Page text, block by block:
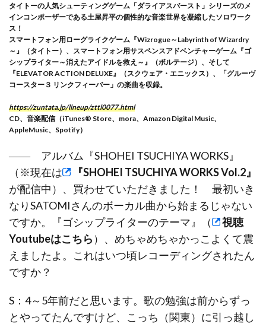
タイトーの人気シューティングゲーム「ダライアスバースト」シリーズのメ
インコンポーザーである土屋昇平の個性的な音楽世界を凝縮したソロワーク
ス！
スマートフォン用ローグライクゲーム『Wizrogue～Labyrinth of Wizardry
～』（タイトー）、スマートフォン用サスペンスアドベンチャーゲーム『ゴ
シップライター～消えたアイドルを救え～』（ボルテージ）、そして
『ELEVATOR ACTION DELUXE』（スクウェア・エニックス）、「グルーヴ
コースター３ リンクフィーバー」の楽曲を収録。
https://zuntata.jp/lineup/zttl0077.html
CD、音楽配信（iTunes® Store、mora、Amazon Digital Music、
AppleMusic、Spotify）
―― アルバム『SHOHEI TSUCHIYA WORKS』
（※現在は
『SHOHEI TSUCHIYA WORKS Vol.2』
が配信中）、買わせていただきました！ 最初いき
なりSATOMIさんのボーカル曲から始まるじゃない
ですか。『ゴシップライターのテーマ』（
視聴
Youtubeはこちら ）、めちゃめちゃかっこよくて震
えましたよ。これはいつ頃レコーディングされたん
ですか？
S：4～5年前だと思います。歌の勉強は前からずっ
とやってたんですけど、こっち（関東）に引っ越し